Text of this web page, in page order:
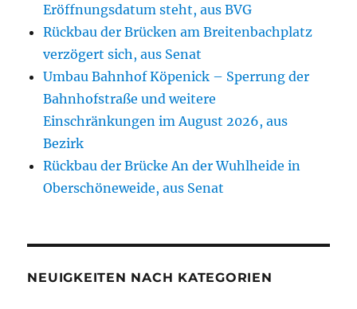
Eröffnungsdatum steht, aus BVG
Rückbau der Brücken am Breitenbachplatz
verzögert sich, aus Senat
Umbau Bahnhof Köpenick – Sperrung der
Bahnhofstraße und weitere
Einschränkungen im August 2026, aus
Bezirk
Rückbau der Brücke An der Wuhlheide in
Oberschöneweide, aus Senat
NEUIGKEITEN NACH KATEGORIEN